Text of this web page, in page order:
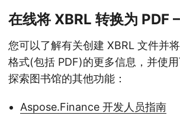
在线将 XBRL 转换为 PDF
您可以了解有关创建 XBRL 文件并
格式(包括 PDF)的更多信息，并使
探索图书馆的其他功能：
Aspose.Finance 开发人员指南